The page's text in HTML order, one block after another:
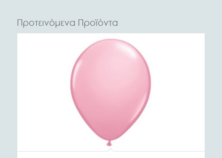
Προτεινόμενα Προϊόντα